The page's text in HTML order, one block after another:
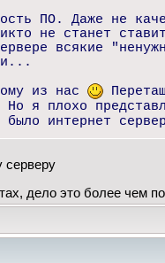
ПО. Даже не
не станет
всякие
из нас
я плохо
интернет
серверу
дело это более чем